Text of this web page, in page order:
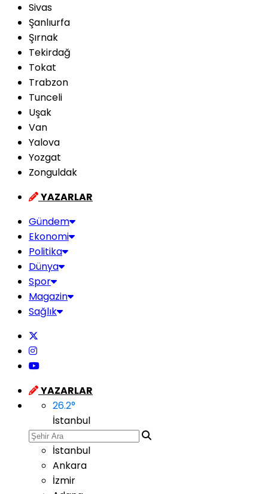
Sivas
Şanlıurfa
Şırnak
Tekirdağ
Tokat
Trabzon
Tunceli
Uşak
Van
Yalova
Yozgat
Zonguldak
YAZARLAR
Gündem
Ekonomi
Politika
Dünya
Spor
Magazin
Sağlık
YAZARLAR
26.2°
İstanbul
İstanbul
Ankara
İzmir